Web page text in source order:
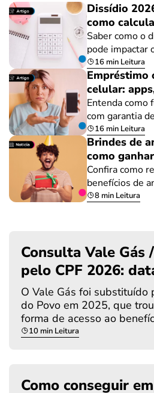
Dissídio
como
Saber como o
pode impactar
16 min Leitura
Empréstimo
celular:
Entenda como
com garantia
16 min Leitura
Brindes de
como
Confira como
benefícios de
8 min Leitura
Consulta Vale Gás
pelo CPF 2026:
O Vale Gás foi substituído
do Povo em 2025, que
forma de acesso ao
10 min Leitura
Como conseguir